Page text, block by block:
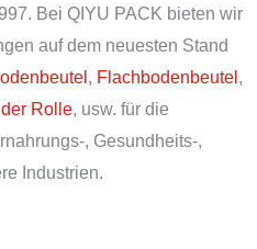
Bei QIYU PACK bieten wir
auf dem neuesten Stand
, Flachbodenbeutel ,
Rolle, usw. für die
, Gesundheits-,
Industrien.